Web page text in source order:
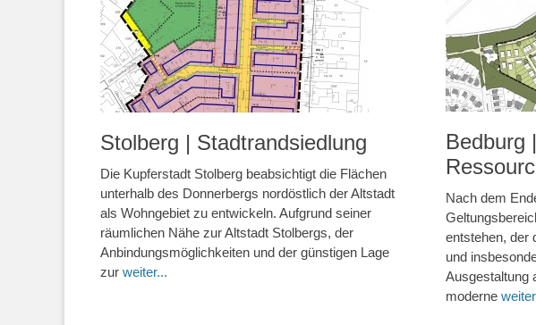
Stolberg | Stadtrandsiedlung
Die Kupferstadt Stolberg beabsichtigt die Flächen
unterhalb des Donnerbergs nordöstlich der Altstadt
als Wohngebiet zu entwickeln. Aufgrund seiner
räumlichen Nähe zur Altstadt Stolbergs, der
Anbindungsmöglichkeiten und der günstigen Lage
zur weiter...
Bedburg |
Nach dem
entstehen, der
und
Ausgestaltung
moderne